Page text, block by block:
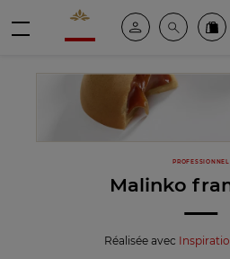
Valrhona - Imaginons le meilleur du
Espace clientRecherche
PROFESSIONNEL
Malinko
Réalisée avec